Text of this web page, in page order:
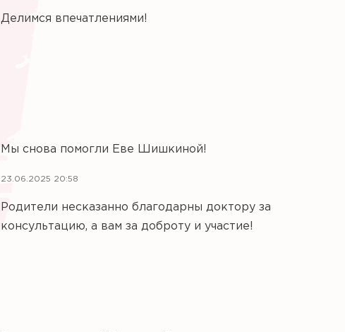
Делимся впечатлениями!
Мы снова помогли Еве Шишкиной!
23.06.2025 20:58
Родители несказанно благодарны доктору за
консультацию, а вам за доброту и участие!